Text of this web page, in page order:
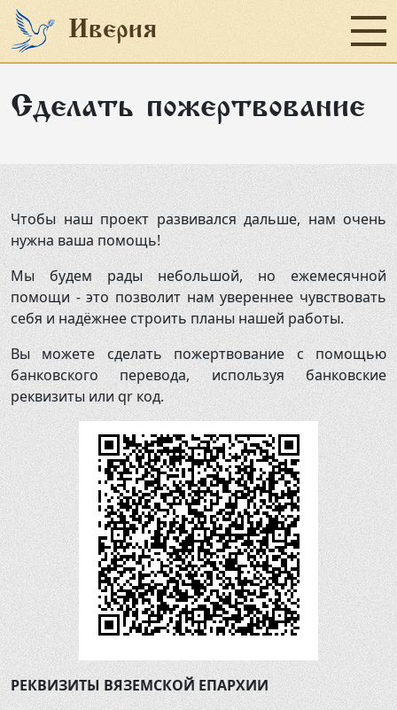
Иверия
Главная
Наши проекты
Пожертвование
Об организации
Отчеты
Новости
Контакты
8 (48131) 4-17-73
Сделать пожертвование
Чтобы наш проект развивался дальше, нам очень
нужна ваша помощь!
Мы будем рады небольшой, но ежемесячной
помощи - это позволит нам увереннее чувствовать
себя и надёжнее строить планы нашей работы.
Вы можете сделать пожертвование с помощью
банковского перевода, используя банковские
реквизиты или qr код.
РЕКВИЗИТЫ ВЯЗЕМСКОЙ ЕПАРХИИ